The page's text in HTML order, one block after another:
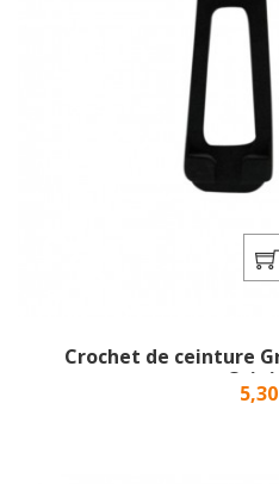
Crochet de ceinture
Prix